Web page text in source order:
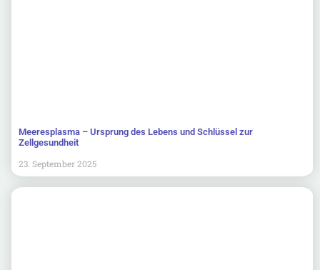
Meeresplasma – Ursprung des Lebens und Schlüssel zur
Zellgesundheit
23. September 2025